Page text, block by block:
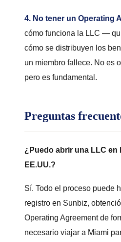
4. No tener un Operating
cómo funciona la LLC —
cómo se distribuyen los
un miembro fallece. No es
pero es fundamental.
Preguntas
¿Puedo abrir una LLC en
EE.UU.?
Sí. Todo el proceso puede
registro en Sunbiz,
Operating Agreement de
necesario viajar a Miami